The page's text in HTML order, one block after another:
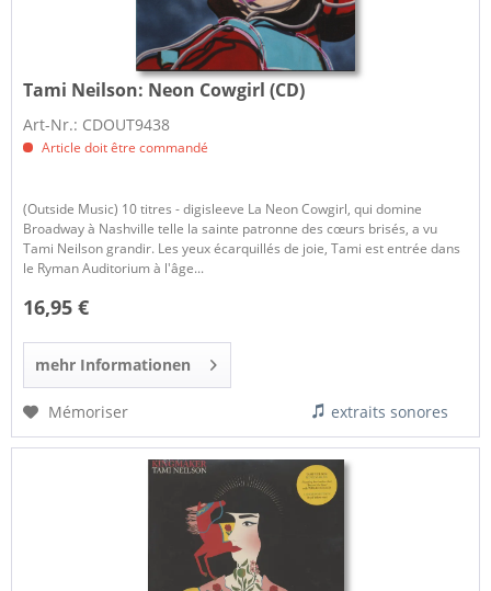
Tami Neilson: Neon Cowgirl (CD)
Art-Nr.: CDOUT9438
Article doit être commandé
(Outside Music) 10 titres - digisleeve La Neon Cowgirl, qui domine
Broadway à Nashville telle la sainte patronne des cœurs brisés, a vu
Tami Neilson grandir. Les yeux écarquillés de joie, Tami est entrée dans
le Ryman Auditorium à l'âge...
16,95 €
mehr Informationen
Mémoriser extraits sonores